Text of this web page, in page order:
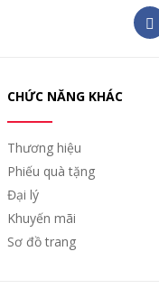
CHỨC NĂNG KHÁC
Thương hiệu
Phiếu quà tặng
Đại lý
Khuyến mãi
Sơ đồ trang